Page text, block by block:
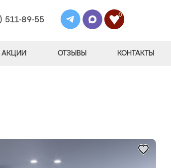
511-89-55
0
АКЦИИ ОТЗЫВЫ КОНТАКТЫ